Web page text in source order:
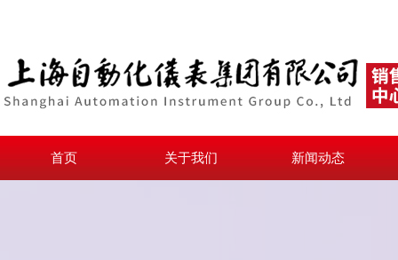
首页 关于我们 新闻动态